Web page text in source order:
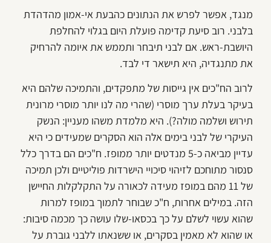
מנגד, אפשר לפרש את הנתונים כהבעת אי-אמון מהדהדת
בלבני. רוב סיעת קדימה פועלת היום בגלוי להחלפת
היושבת-ראש. אם לבני תיבחר ותממש את איומה להרחיק
את מתנגדיה, היא תישאר די לבד.
לרוב הח"כים אין גייסות של מתפקדים, והתמיכה שלהם היא
בעיקר בעלת ערך מוסרי (שהרי מה לנו יותר מוסרי מרונית
תירוש ושלמה מולה?). היא מלמדת משהו מעניין: הנשק
העיקרי של לבני בימים אלה הוא הסקרים שמעידים כי היא
עדיין מביאה כ-5 מנדטים יותר ממופז. ח"כים הם בדרך כלל
סנסור מתוחכם לזיהוי סיכויי הישרדות פוליטיים ולכן תמיכה
של 11 מהם במופז מעידה לכאורה על התקלקלות החיישן
הזה. במילים אחרות, ח"כ שבוחר לתמוך במופז למרות
שהוא עשוי לשלם על כך בכסאו-שלו עושה כך מכמה סיבות:
או שהוא לא מאמין בסקרים, או ששנאתו ללבני גוברת על